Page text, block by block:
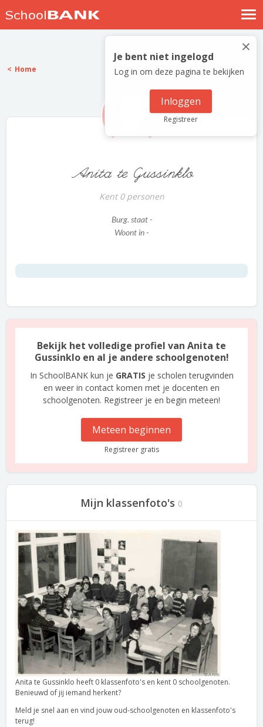
Nostalgische verhalen
Log in
Meld je gratis aan
×
Je bent niet ingelogd
Log in om deze pagina te bekijken
Inloggen
Registreer
Home
Anita te Gussinklo
Kent 0 personen
Burg. staat -
Woont in -
Bekijk het volledige profiel van Anita te
Gussinklo en al je andere schoolgenoten!
In SchoolBANK kun je GRATIS je scholen terugvinden
en weer in contact komen met je docenten en
schoolgenoten. Registreer je en begin meteen!
Meteen beginnen
Registreer gratis
Mijn klassenfoto's 0
Anita te Gussinklo heeft 0 klassenfoto's en kent 0 schoolgenoten.
Benieuwd of jij iemand herkent?
Meld je snel aan en vind jouw oud-schoolgenoten en klassenfoto's
terug!